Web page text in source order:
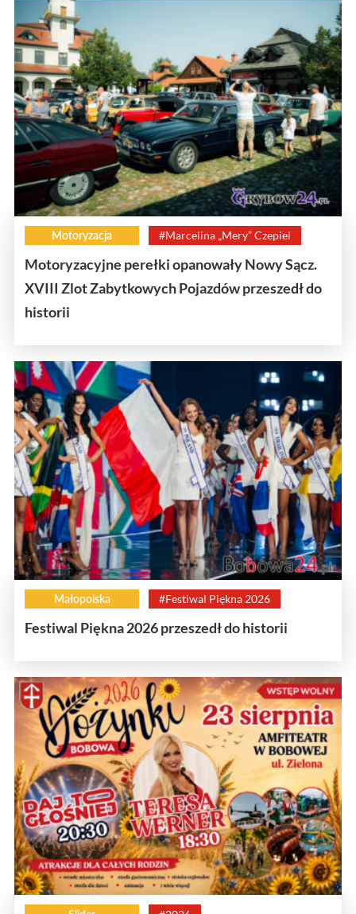
Motoryzacja #Marcelina „Mery” Czepiel
Motoryzacyjne perełki opanowały Nowy Sącz.
XVIII Zlot Zabytkowych Pojazdów przeszedł do
historii
Małopolska #Festiwal Piękna 2026
Festiwal Piękna 2026 przeszedł do historii